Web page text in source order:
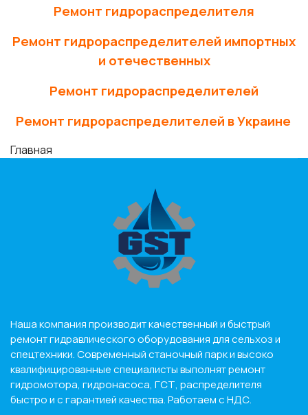
Ремонт гидрораспределителя
Ремонт гидрораспределителей импортных
и отечественных
Ремонт гидрораспределителей
Ремонт гидрораспределителей в Украине
Главная
Наша компания производит качественный и быстрый
ремонт гидравлического оборудования для сельхоз и
спецтехники. Современный станочный парк и высоко
квалифицированные специалисты выполнят ремонт
гидромотора, гидронасоса, ГСТ, распределителя
быстро и с гарантией качества. Работаем с НДС.